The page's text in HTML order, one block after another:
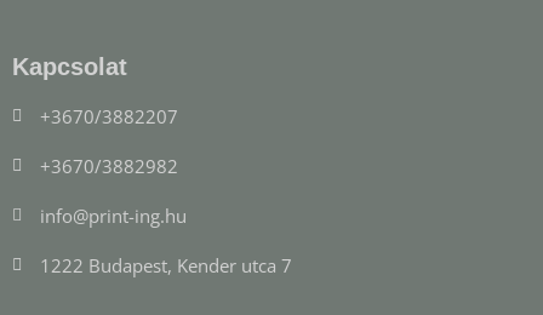
Kapcsolat
+3670/3882207
+3670/3882982
info@print-ing.hu
1222 Budapest, Kender utca 7